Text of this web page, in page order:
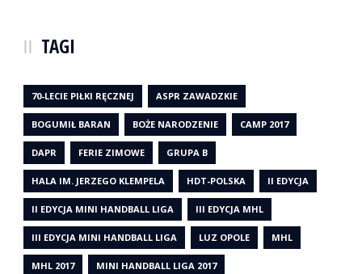
TAGI
70-LECIE PIŁKI RĘCZNEJ ASPR ZAWADZKIE
BOGUMIŁ BARAN BOŻE NARODZENIE CAMP 2017
DAPR FERIE ZIMOWE GRUPA B
HALA IM. JERZEGO KLEMPELA HDT-POLSKA II EDYCJA
II EDYCJA MINI HANDBALL LIGA III EDYCJA MHL
III EDYCJA MINI HANDBALL LIGA LUZ OPOLE MHL
MHL 2017 MINI HANDBALL LIGA 2017